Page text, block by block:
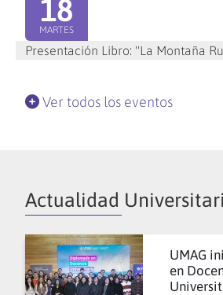
18
MARTES
Presentación Libro: "La Montaña
Ver todos los eventos
Actualidad
UMAG
en